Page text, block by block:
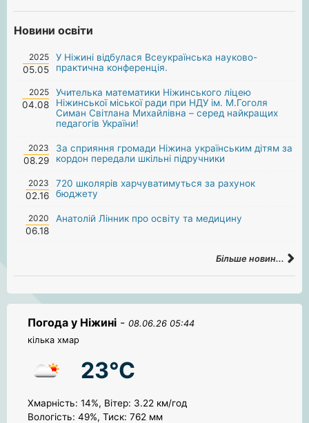
Новини освіти
2025
05.05
У Ніжині відбулася Всеукраїнська науково-
практична конференція.
2025
04.08
Учителька математики Ніжинського ліцею
Ніжинської міської ради при НДУ ім. М.Гоголя
Симан Світлана Михайлівна – серед найкращих
педагогів України!
2023
08.29
За сприяння громади Ніжина українським дітям за
кордон передали шкільні підручники
2023
02.16
720 школярів харчуватимуться за рахунок
бюджету
2020
06.18
Анатолій Лінник про освіту та медицину
Більше новин...
Погода у Ніжині - 08.06.26 05:44
кілька хмар
23°C
Хмарність: 14%, Вітер: 3.22 км/год
Вологість: 49%, Тиск: 762 мм